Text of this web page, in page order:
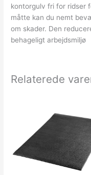
kontorgulv fri for ridser
måtte kan du nemt
om skader. Den
behageligt arbejdsmiljø
Relaterede